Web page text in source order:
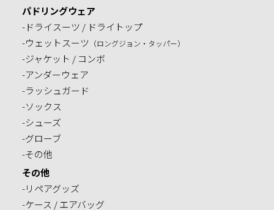
パドリングウェア
-ドライスーツ / ドライトップ
-ウェットスーツ （ロングジョン・タッパー）
-ジャケット / コンボ
-アンダーウェア
-ラッシュガード
-ソックス
-シューズ
-グローブ
-その他
その他
-リペアグッズ
-ケース / エアバッグ